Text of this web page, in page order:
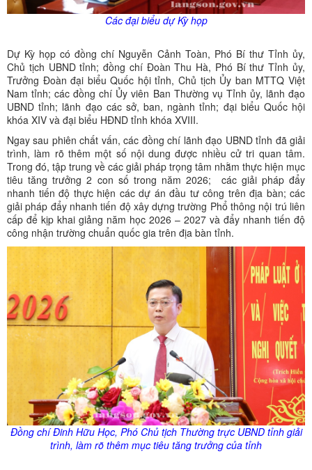
Các đại biểu dự Kỳ họp
Dự Kỳ họp có đồng chí Nguyễn Cảnh Toàn, Phó Bí thư Tỉnh ủy,
Chủ tịch UBND tỉnh; đồng chí Đoàn Thu Hà, Phó Bí thư Tỉnh ủy,
Trưởng Đoàn đại biểu Quốc hội tỉnh, Chủ tịch Ủy ban MTTQ Việt
Nam tỉnh; các đồng chí Ủy viên Ban Thường vụ Tỉnh ủy, lãnh đạo
UBND tỉnh; lãnh đạo các sở, ban, ngành tỉnh; đại biểu Quốc hội
khóa XIV và đại biểu HĐND tỉnh khóa XVIII.
Ngay sau phiên chất vấn, các đồng chí lãnh đạo UBND tỉnh đã giải
trình, làm rõ thêm một số nội dung được nhiều cử tri quan tâm.
Trong đó, tập trung về các giải pháp trọng tâm nhằm thực hiện mục
tiêu tăng trưởng 2 con số trong năm 2026; các giải pháp đẩy
nhanh tiến độ thực hiện các dự án đầu tư công trên địa bàn; các
giải pháp đẩy nhanh tiến độ xây dựng trường Phổ thông nội trú liên
cấp để kịp khai giảng năm học 2026 – 2027 và đẩy nhanh tiến độ
công nhận trường chuẩn quốc gia trên địa bàn tỉnh.
Đồng chí Đinh Hữu Học, Phó Chủ tịch Thường trực UBND tỉnh giải
trình, làm rõ thêm mục tiêu tăng trưởng của tỉnh